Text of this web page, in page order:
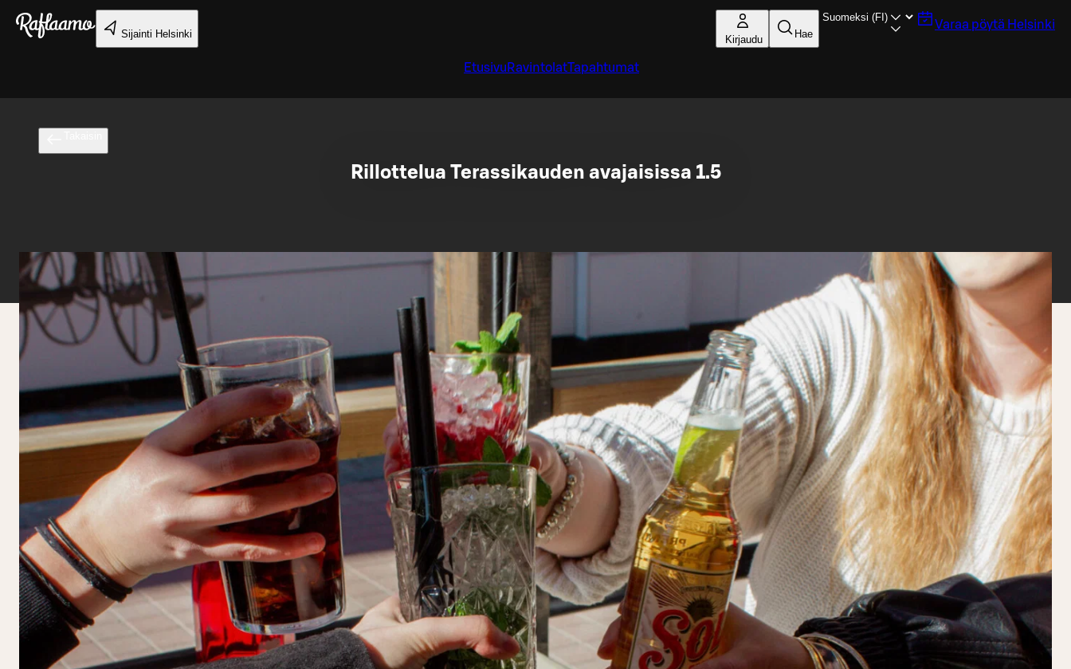
Siirry pääsisältöön
Sijainti Helsinki Kirjaudu Hae
Varaa pöytä Helsinki
Etusivu RavintolatTapahtumat
Rillottelua Terassikauden avajaisissa 1.5